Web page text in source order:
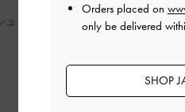
ー
値段以上に商品が見え
と
Orders placed on
only be delivered
SHOP